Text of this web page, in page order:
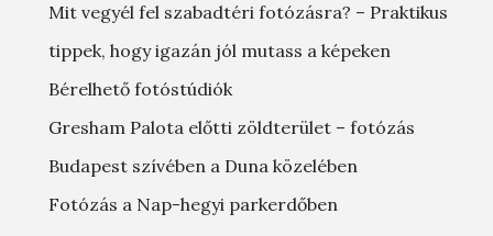
Mit vegyél fel szabadtéri fotózásra? – Praktikus
tippek, hogy igazán jól mutass a képeken
Bérelhető fotóstúdiók
Gresham Palota előtti zöldterület – fotózás
Budapest szívében a Duna közelében
Fotózás a Nap-hegyi parkerdőben